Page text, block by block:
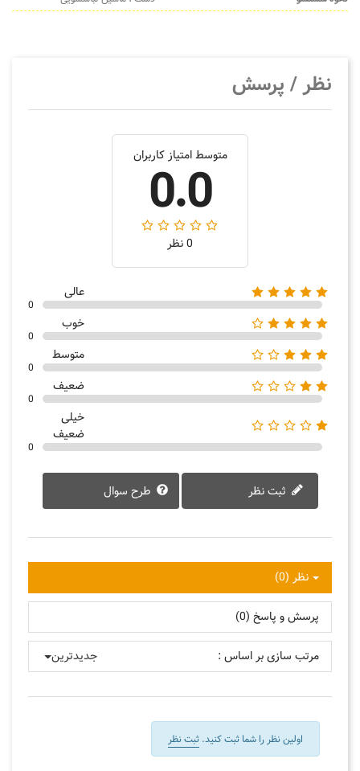
نظر / پرسش
متوسط امتیاز کاربران
0.0
0 نظر
عالی
0
خوب
0
متوسط
0
ضعیف
0
خیلی
ضعیف
0
ثبت نظر طرح سوال
نظر (0)
پرسش و پاسخ (0)
مرتب سازی بر اساس : جدیدترین
اولین نظر را شما ثبت کنید. ثبت نظر